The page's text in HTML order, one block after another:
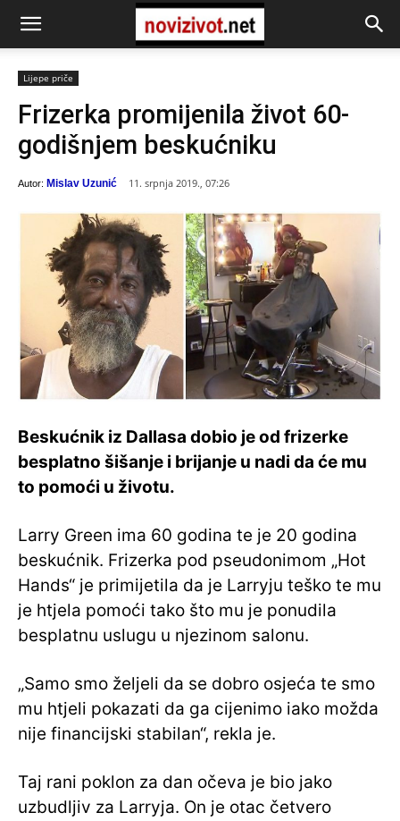
Lijepe priče
Frizerka promijenila život 60-
godišnjem beskućniku
Autor: Mislav Uzunić 11. srpnja 2019., 07:26
Beskućnik iz Dallasa dobio je od frizerke
besplatno šišanje i brijanje u nadi da će mu
to pomoći u životu.
Larry Green ima 60 godina te je 20 godina
beskućnik. Frizerka pod pseudonimom „Hot
Hands“ je primijetila da je Larryju teško te mu
je htjela pomoći tako što mu je ponudila
besplatnu uslugu u njezinom salonu.
„Samo smo željeli da se dobro osjeća te smo
mu htjeli pokazati da ga cijenimo iako možda
nije financijski stabilan“, rekla je.
Taj rani poklon za dan očeva je bio jako
uzbudljiv za Larryja. On je otac četvero